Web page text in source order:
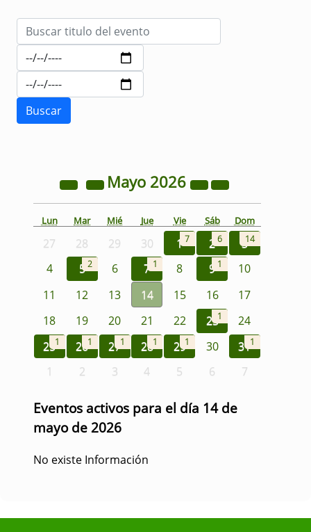
Mayo 2026
Lun Mar Mié Jue Vie Sáb Dom
27 28 29 30 17 26 314
4 52 6 7 1 8 9 1
10
11
12 13 14 15 16
17
18
19 20 21 22 231
24
251 261 271 281 291 30 311
1 2 3 4 5 6 7
Eventos activos para el día 14 de
mayo de 2026
No existe Información